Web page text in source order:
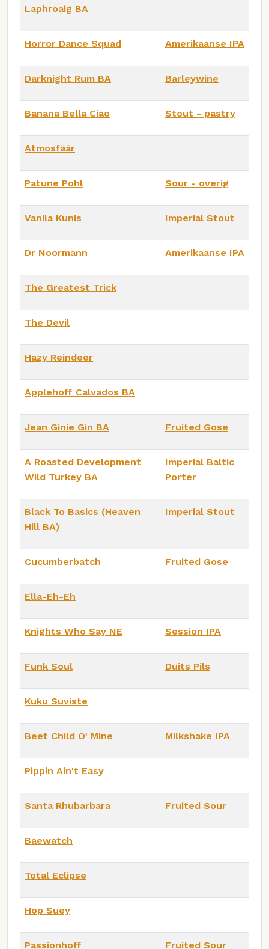
Laphroaig BA
Horror Dance Squad Amerikaanse IPA
Darknight Rum BA Barleywine
Banana Bella Ciao Stout - pastry
Atmosfäär
Patune Pohl Sour - overig
Vanila Kunis Imperial Stout
Dr Noormann Amerikaanse IPA
The Greatest Trick
The Devil
Hazy Reindeer
Applehoff Calvados BA
Jean Ginie Gin BA Fruited Gose
A Roasted Development
Wild Turkey BA
Imperial Baltic
Porter
Black To Basics (Heaven
Hill BA)
Imperial Stout
Cucumberbatch Fruited Gose
Ella-Eh-Eh
Knights Who Say NE Session IPA
Funk Soul Duits Pils
Kuku Suviste
Beet Child O' Mine Milkshake IPA
Pippin Ain't Easy
Santa Rhubarbara Fruited Sour
Baewatch
Total Eclipse
Hop Suey
Passionhoff Fruited Sour